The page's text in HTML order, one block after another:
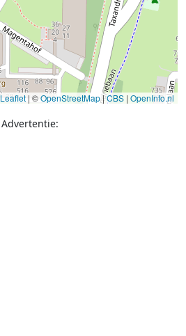
Leaflet |©OpenStreetMap|CBS | OpenInfo.nl
Advertentie: